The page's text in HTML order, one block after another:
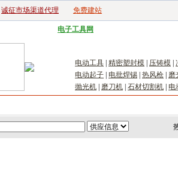
诚征市场渠道代理 免费建站
电子工具网
电动工具 精密塑封模 压铸模
电动起子
电批焊锡 热风枪
磨
抛光机
磨刀机 石材切割机 电